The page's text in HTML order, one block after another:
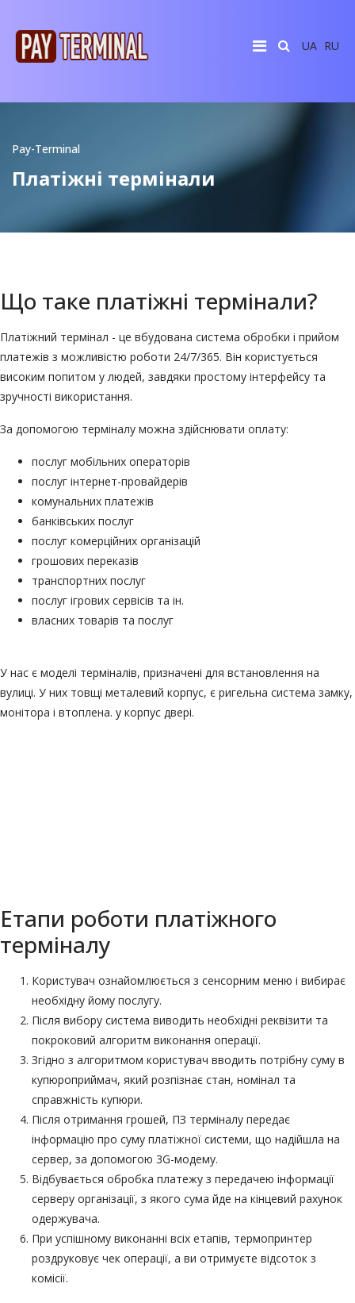
UA RU
Pay-Terminal
Платіжні термінали
Що таке платіжні термінали?
Платіжний термінал - це вбудована система обробки і прийом
платежів з можливістю роботи 24/7/365. Він користується
високим попитом у людей, завдяки простому інтерфейсу та
зручності використання.
За допомогою терміналу можна здійснювати оплату:
послуг мобільних операторів
послуг інтернет-провайдерів
комунальних платежів
банківських послуг
послуг комерційних організацій
грошових переказів
транспортних послуг
послуг ігрових сервісів та ін.
власних товарів та послуг
У нас є моделі терміналів, призначені для встановлення на
вулиці. У них товщі металевий корпус, є ригельна система замку,
монітора і втоплена. у корпус двері.
Етапи роботи платіжного
терміналу
Користувач ознайомлюється з сенсорним меню і вибирає
необхідну йому послугу.
Після вибору система виводить необхідні реквізити та
покроковий алгоритм виконання операції.
Згідно з алгоритмом користувач вводить потрібну суму в
купюроприймач, який розпізнає стан, номінал та
справжність купюри.
Після отримання грошей, ПЗ терміналу передає
інформацію про суму платіжної системи, що надійшла на
сервер, за допомогою 3G-модему.
Відбувається обробка платежу з передачею інформації
серверу організації, з якого сума йде на кінцевий рахунок
одержувача.
При успішному виконанні всіх етапів, термопринтер
роздруковує чек операції, а ви отримуєте відсоток з
комісії.